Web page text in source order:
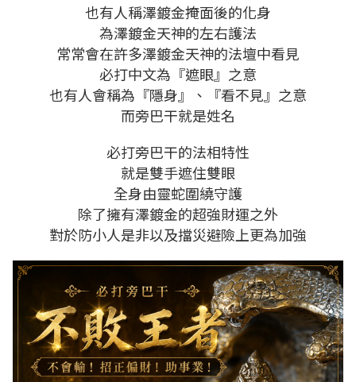
也有人稱澤鍍金掩面後的化身
為澤鍍金天神的左右護法
常常會在許多澤鍍金天神的法壇中看見
必打中文為『遮眼』之意
也有人會稱為『隱身』、『看不見』之意
而旁巴干就是姓名
必打旁巴干的法相特性
就是雙手遮住雙眼
全身由靈蛇圍繞守護
除了擁有澤鍍金的超強財運之外
對於防小人是非以及擋災避險上更為加強